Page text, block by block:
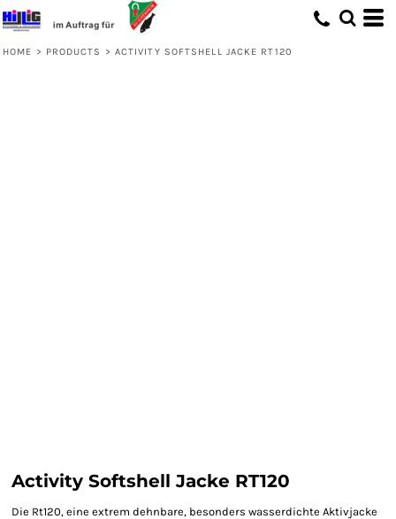
HOME > PRODUCTS > ACTIVITY SOFTSHELL JACKE RT120
Activity Softshell Jacke RT120
Die Rt120, eine extrem dehnbare, besonders wasserdichte Aktivjacke